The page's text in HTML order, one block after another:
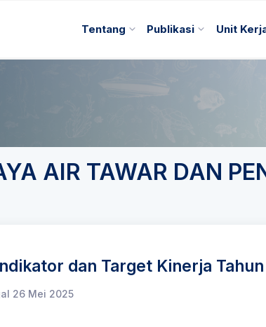
Tentang Publikasi Unit
AIR TAWAR DAN
dan Target Kinerja
26 Mei 2025